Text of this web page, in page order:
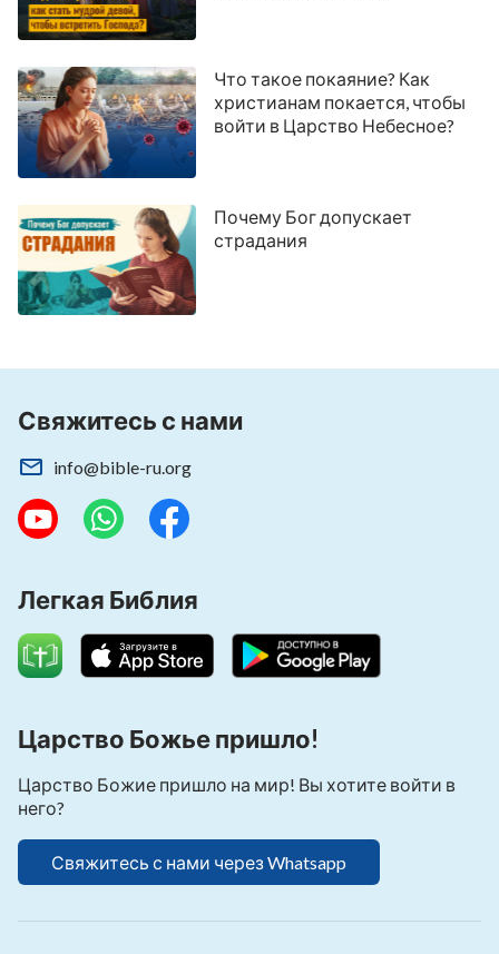
Что такое покаяние? Как
христианам покается, чтобы
войти в Царство Небесное?
Почему Бог допускает
страдания
Свяжитесь с нами
info@bible-ru.org
Легкая Библия
Царство Божье пришло!
Царство Божие пришло на мир! Вы хотите войти в
него?
Свяжитесь с нами через Whatsapp